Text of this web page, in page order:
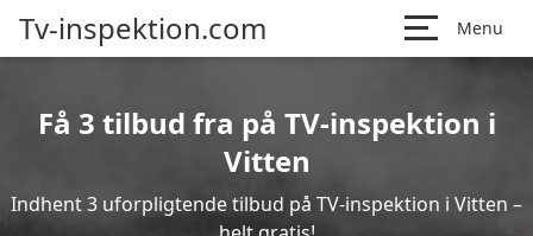
Tv-inspektion.com Menu
Få 3 tilbud fra på TV-inspektion i
Vitten
Indhent 3 uforpligtende tilbud på TV-inspektion i Vitten –